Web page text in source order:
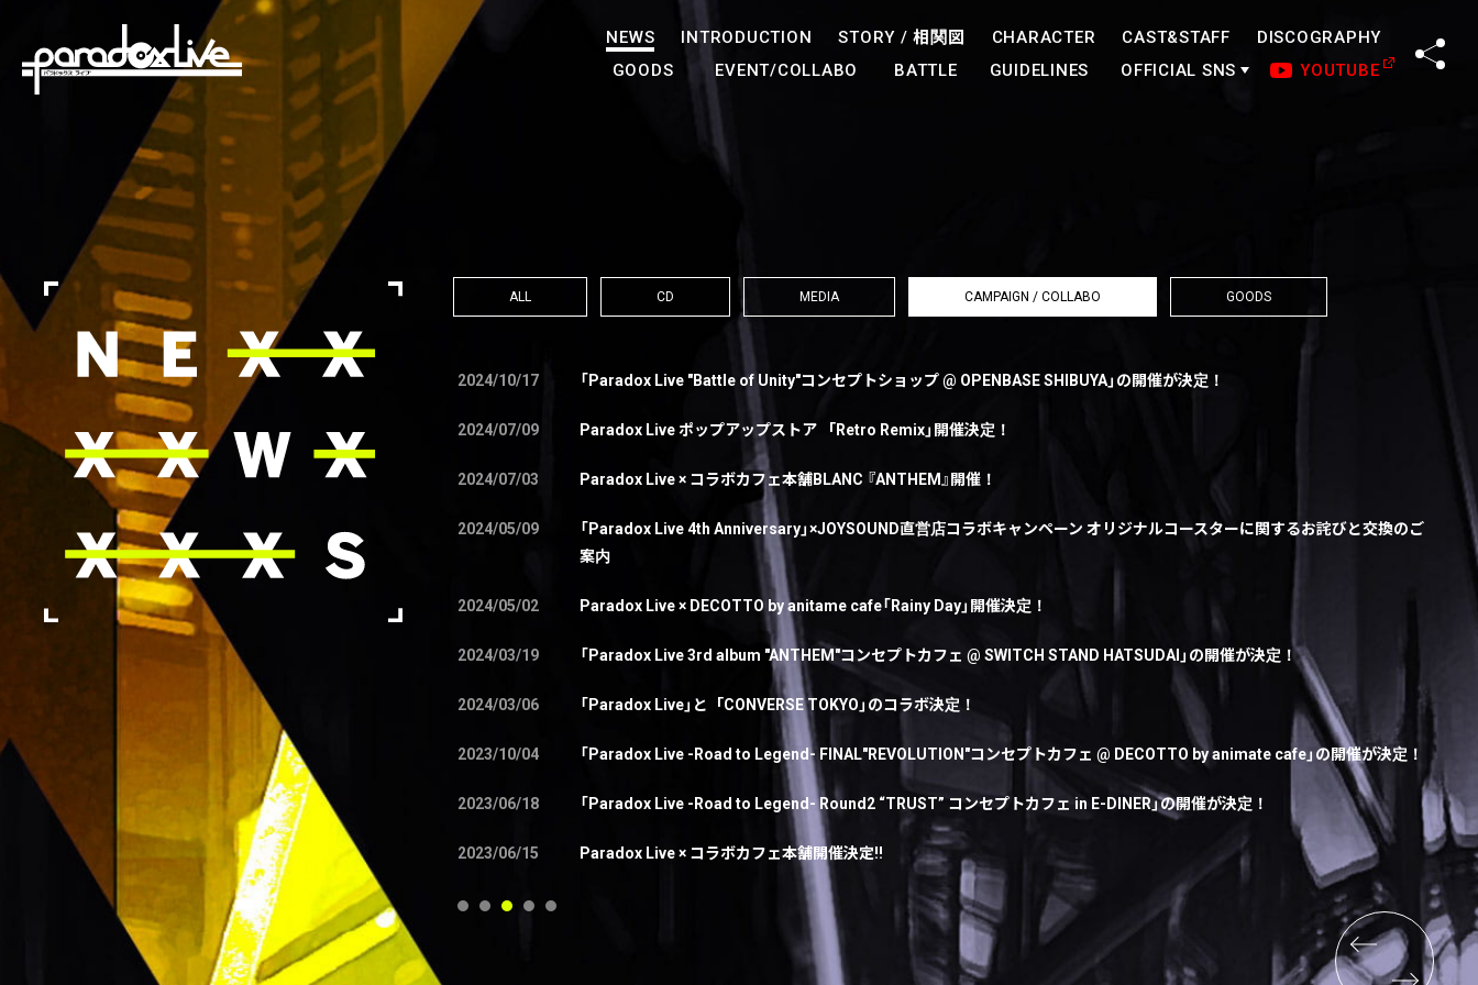
paradoxlive NEWS INTRODUCTION STORY /相関図 CHARACTER CAST&STAFF
DISCOGRAPHY
GOODS
EVENT/COLLABO BATTLE GUIDELINES OFFICIAL SNS YOUTUBE
ALL CD MEDIA CAMPAIGN / COLLABO GOODS
2024/10/17 「Paradox Live "Battle of Unity"コンセプトショップ @ OPENBASE SHIBUYA」の開催が決定！
2024/07/09 Paradox Live ポップアップストア 「Retro Remix」開催決定！
2024/07/03 Paradox Live × コラボカフェ本舗BLANC 『ANTHEM』開催！
2024/05/09
「Paradox Live 4th Anniversary」×JOYSOUND直営店コラボキャンペーン オリジナルコースターに関するお詫びと交換のご
案内
2024/05/02 Paradox Live × DECOTTO by anitame cafe「Rainy Day」開催決定！
2024/03/19 「Paradox Live 3rd album "ANTHEM"コンセプトカフェ @ SWITCH STAND HATSUDAI」の開催が決定！
2024/03/06 「Paradox Live」と「CONVERSE TOKYO」のコラボ決定！
2023/10/04 「Paradox Live -Road to Legend- FINAL"REVOLUTION"コンセプトカフェ @ DECOTTO by animate cafe」の開催が決定！
2023/06/18 「Paradox Live -Road to Legend- Round2 “TRUST” コンセプトカフェ in E-DINER」の開催が決定！
2023/06/15 Paradox Live × コラボカフェ本舗開催決定!!